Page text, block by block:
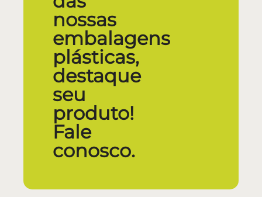
nossas
embalagens
plásticas,
destaque
seu
produto!
Fale
conosco.